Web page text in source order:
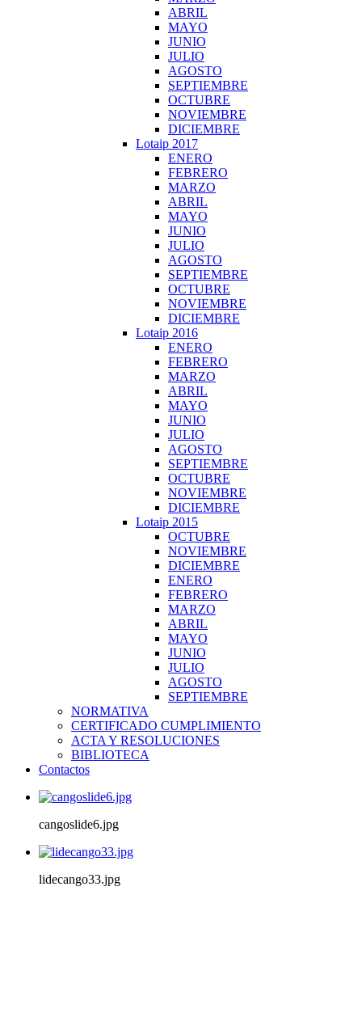
ABRIL
MAYO
JUNIO
JULIO
AGOSTO
SEPTIEMBRE
OCTUBRE
NOVIEMBRE
DICIEMBRE
Lotaip 2017
ENERO
FEBRERO
MARZO
ABRIL
MAYO
JUNIO
JULIO
AGOSTO
SEPTIEMBRE
OCTUBRE
NOVIEMBRE
DICIEMBRE
Lotaip 2016
ENERO
FEBRERO
MARZO
ABRIL
MAYO
JUNIO
JULIO
AGOSTO
SEPTIEMBRE
OCTUBRE
NOVIEMBRE
DICIEMBRE
Lotaip 2015
OCTUBRE
NOVIEMBRE
DICIEMBRE
ENERO
FEBRERO
MARZO
ABRIL
MAYO
JUNIO
JULIO
AGOSTO
SEPTIEMBRE
NORMATIVA
CERTIFICADO CUMPLIMIENTO
ACTA Y RESOLUCIONES
BIBLIOTECA
Contactos
cangoslide6.jpg
lidecango33.jpg